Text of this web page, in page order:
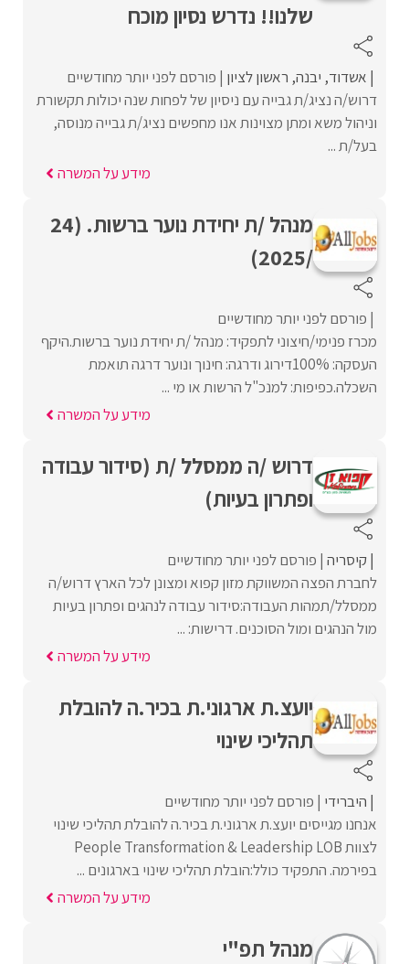
שלנו!! נדרש נסיון מוכח
אשדוד יבנה ראשון לציון פורסם לפני יותר מחודשיים
דרוש/ה נציג/ת גבייה עם ניסיון של לפחות שנה יכולות תקשורת
וניהול משא ומתן מצוינות אנו מחפשים נציג/ת גבייה מנוסה,
בעל/ת ...
מידע על המשרה
מנהל /ת יחידת נוער ברשות. (24
/2025)
פורסם לפני יותר מחודשיים
מכרז פנימי/חיצוני לתפקיד: מנהל /ת יחידת נוער ברשות.היקף
העסקה: 100%דירוג ודרגה: חינוך ונוער דרגה תואמת
השכלה.כפיפות: למנכ"ל הרשות או מי ...
מידע על המשרה
דרוש /ה ממסלל /ת (סידור עבודה
ופתרון בעיות)
קיסריה פורסם לפני יותר מחודשיים
לחברת הפצה המשווקת מזון קפוא ומצונן לכל הארץ דרוש/ה
ממסלל/תמהות העבודה:סידור עבודה לנהגים ופתרון בעיות
מול הנהגים ומול הסוכנים. דרישות: ...
מידע על המשרה
יועצ.ת ארגוני.ת בכיר.ה להובלת
תהליכי שינוי
היברידי פורסם לפני יותר מחודשיים
אנחנו מגייסים יועצ.ת ארגוני.ת בכיר.ה להובלת תהליכי שינוי
לצוות People Transformation & Leadership LOB
בפירמה. התפקיד כולל:הובלת תהליכי שינוי בארגונים ...
מידע על המשרה
מנהל תפ"י